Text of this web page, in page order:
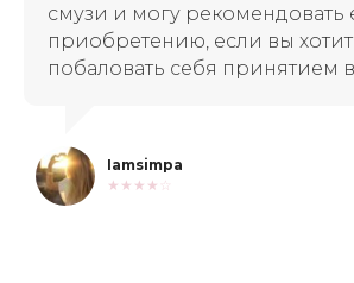
смузи и могу рекомендовать
приобретению, если вы
побаловать себя принятием
Iamsimpa
★★★★☆